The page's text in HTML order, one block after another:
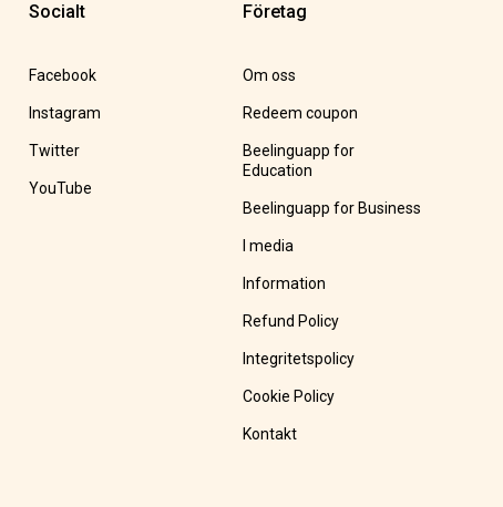
Socialt
Facebook
Instagram
Twitter
YouTube
Företag
Om oss
Redeem coupon
Beelinguapp for
Education
Beelinguapp for Business
I media
Information
Refund Policy
Integritetspolicy
Cookie Policy
Kontakt